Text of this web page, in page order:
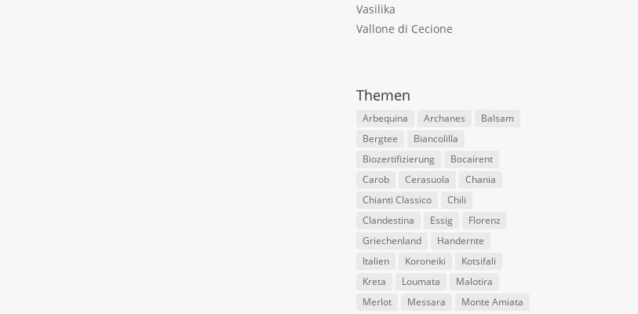
Vasilika
Vallone di Cecione
Themen
Arbequina Archanes
Balsam
Bergtee
Biancolilla
Biozertifizierung
Bocairent
Carob
Cerasuola
Chania
Chianti Classico
Chili
Clandestina
Essig
Florenz
Griechenland
Handernte
Italien
Koroneiki
Kotsifali
Kreta
Loumata
Malotira
Merlot
Messara
Monte Amiata